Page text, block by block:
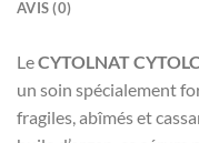
AVIS (0)
LeCYTOLNAT
un soin spécialement
fragiles, abîmés et